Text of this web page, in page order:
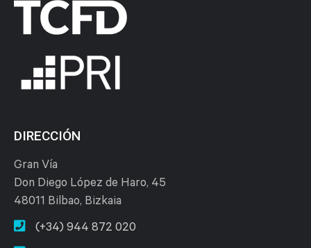
DIRECCIÓN
Gran Vía
Don Diego López de Haro, 45
48011 Bilbao, Bizkaia
(+34) 944 872 020